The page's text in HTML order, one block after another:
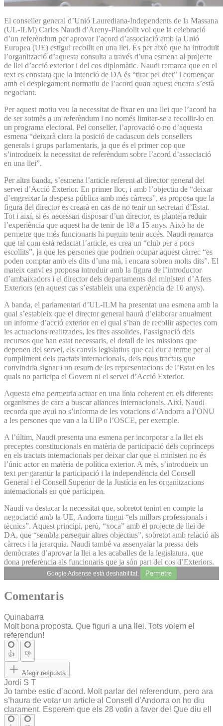
El conseller general d’Unió Laurediana-Independents de la Massana
(UL-ILM) Carles Naudi d’Areny-Plandolit vol que la celebració
d’un referèndum per aprovar l’acord d’associació amb la Unió
Europea (UE) estigui recollit en una llei. És per això que ha introduït
l’organització d’aquesta consulta a través d’una esmena al projecte
de llei d’acció exterior i del cos diplomàtic. Naudi remarca que en el
text es constata que la intenció de DA és “tirar pel dret” i començar
amb el desplegament normatiu de l’acord quan aquest encara s’està
negociant.
Per aquest motiu veu la necessitat de fixar en una llei que l’acord ha
de ser sotmès a un referèndum i no només limitar-se a recollir-lo en
un programa electoral. Pel conseller, l’aprovació o no d’aquesta
esmena “deixarà clara la posició de cadascun dels consellers
generals i grups parlamentaris, ja que és el primer cop que
s’introdueix la necessitat de referèndum sobre l’acord d’associació
en una llei”.
Per altra banda, s’esmena l’article referent al director general del
servei d’Acció Exterior. En primer lloc, i amb l’objectiu de “deixar
d’engreixar la despesa pública amb més càrrecs”, es proposa que la
figura del director es crearà en cas de no tenir un secretari d’Estat.
Tot i així, si és necessari disposar d’un director, es planteja reduir
l’experiència que aquest ha de tenir de 18 a 15 anys. Això ha de
permetre que més funcionaris hi puguin tenir accés. Naudi remarca
que tal com està redactat l’article, es crea un “club per a pocs
escollits”, ja que les persones que podrien ocupar aquest càrrec “es
poden comptar amb els dits d’una mà, i encara sobren molts dits”. El
mateix canvi es proposa introduir amb la figura de l’introductor
d’ambaixadors i el director dels departaments del ministeri d’Afers
Exteriors (en aquest cas s’estableix una experiència de 10 anys).
A banda, el parlamentari d’UL-ILM ha presentat una esmena amb la
qual s’estableix que el director general haurà d’elaborar anualment
un informe d’acció exterior en el qual s’han de recollir aspectes com
les actuacions realitzades, les fites assolides, l’assignació dels
recursos que han estat necessaris, el detall de les missions que
depenen del servei, els canvis legislatius que cal dur a terme per al
compliment dels tractats internacionals, dels nous tractats que
convindria signar i un resum de les representacions de l’Estat en les
quals no participa el Govern ni el servei d’Acció Exterior.
Aquesta eina permetria actuar en una línia coherent en els diferents
organismes de cara a buscar aliances internacionals. Així, Naudi
recorda que avui no s’informa de les votacions d’Andorra a l’ONU
a les persones que van a la UIP o l’OSCE, per exemple.
A l’últim, Naudi presenta una esmena per incorporar a la llei els
preceptes constitucionals en matèria de participació dels coprínceps
en els tractats internacionals per deixar clar que el ministeri no és
l’únic actor en matèria de política exterior. A més, s’introdueix un
text per garantir la participació i la independència del Consell
General i el Consell Superior de la Justícia en les organitzacions
internacionals en què participen.
Naudi va destacar la necessitat que, sobretot tenint en compte la
negociació amb la UE, Andorra tingui “els millors professionals i
tècnics”. Aquest principi, però, “xoca” amb el projecte de llei de
DA, que “sembla perseguir altres objectius”, sobretot amb relació als
càrrecs i la jerarquia. Naudi també va assenyalar la pressa dels
demòcrates d’aprovar la llei a les acaballes de la legislatura, que
dona preferència als funcionaris que ja són part del cos d’Exteriors.
Google Adsense està deshabilitat. Permetre
Comentaris
Quinabarra
Molt bona proposta. Que figuri a una llei. Tots volem el
referendun!
👍 👎
Afegir resposta
Jordi S T
Jo tambe estic d’acord. Molt parlar del referendum, pero ara
s’haura de votar un article al Consell d’Andorra on ho diu
clarament. Esperem que els 28 votin a favor del Que diu ell